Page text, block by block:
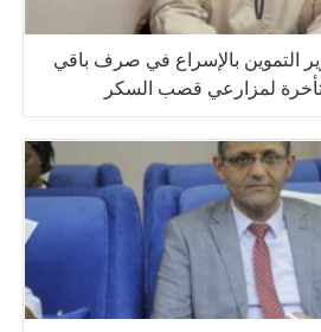
التموين بالإسراع في صرف باقي
لمزارعي قصب السكر